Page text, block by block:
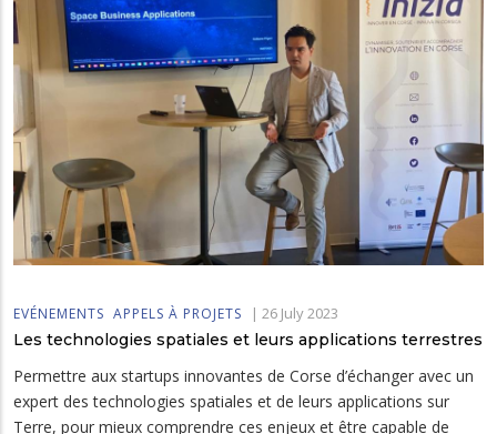
EVÉNEMENTS APPELS À PROJETS | 26 July 2023
Les technologies spatiales et leurs applications terrestres
Permettre aux startups innovantes de Corse d’échanger avec un
expert des technologies spatiales et de leurs applications sur
Terre, pour mieux comprendre ces enjeux et être capable de